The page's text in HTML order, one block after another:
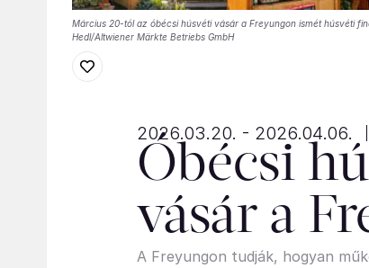
Március 20-tól az óbécsi húsvéti vásár a Freyungon ismét húsvéti
Hedl/Altwiener Märkte Betriebs GmbH
2026.03.20. - 2026.04.06.
Óbécsi
vásár a
A Freyungon tudják, hogyan